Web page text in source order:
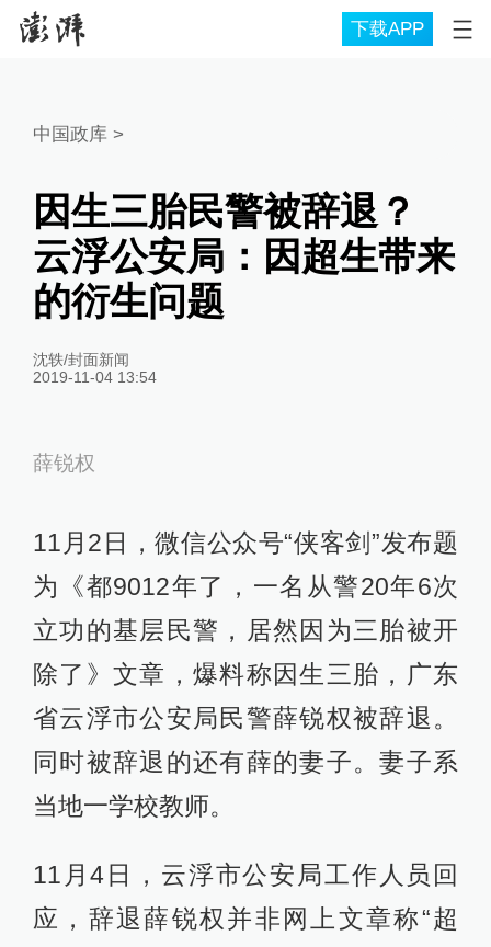
下载APP
中国政库 >
因生三胎民警被辞退？
云浮公安局：因超生带来
的衍生问题
沈轶/封面新闻
2019-11-04 13:54
薛锐权
11月2日，微信公众号“侠客剑”发布题
为《都9012年了，一名从警20年6次
立功的基层民警，居然因为三胎被开
除了》文章，爆料称因生三胎，广东
省云浮市公安局民警薛锐权被辞退。
同时被辞退的还有薛的妻子。妻子系
当地一学校教师。
11月4日，云浮市公安局工作人员回
应，辞退薛锐权并非网上文章称“超